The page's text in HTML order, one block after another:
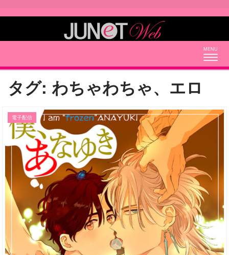
タグ: わちゃわちゃ、エロ
電子配信